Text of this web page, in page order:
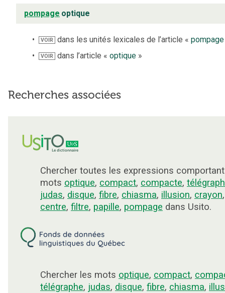
pompage optique
VOIR dans les unités lexicales de l’article «pompage
VOIR dans l’article «optique »
Recherches associées
Chercher toutes les expressions
mots optique, compact, compacte,
judas, disque, fibre, chiasma, illusion, crayon,
centre, filtre, papille, pompage dans Usito.
Chercher les mots optique, compact,
télégraphe, judas, disque, fibre, chiasma,